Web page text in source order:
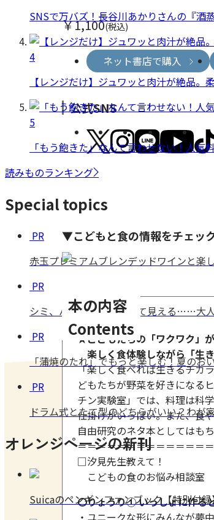
￥1,100(税込)
ネット書店で購入
公式SNS
▼こどもと食の情報をチェッ
本の内容
Contents
★こどもたちの「ワクワク」
楽しく食体験しながら「生
「楽しく食べれば生きるチカ
どもたちが野菜を好きになる
チン実験室」では、料理は科
仕掛けがいっぱい。また、食
自由研究のネタ本としてはも
＝＝＝＝＝＝＝＝＝＝＝＝＝
□汐見先生教えて！
こどもの食のお悩み相談室
〇りょうり① いっしょに作る
SNSで万バズ！長谷川あかりさんの『酒
4
【レンジだけ】ジュワッと肉汁が絶品。
5
「もう飽きた」なんて言わせない！人気
読みものランキング
Special topics
PR
赤玉プレミアムブレンデッドワインと楽
PR
シミ、ハリがない、疲れて見える……大
PR
「蒲焼のたれ」でもっと楽しむ！夏のお
PR
ドラム式とたて型のどちらがいい？わ
オレンジページの新刊
Suicaのペンギンファンブック【特別付